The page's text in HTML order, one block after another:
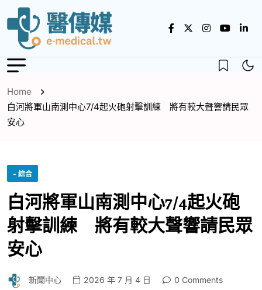
Home
白河將軍山南測中心7/4起火砲射擊訓練 將有較大聲響請民眾
安心
- 綜合
白河將軍山南測中心7/4起火砲
射擊訓練 將有較大聲響請民眾
安心
新聞中心 2026 年 7 月 4 日
0 Comments